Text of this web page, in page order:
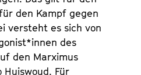
den Kampf gegen
versteht es sich von
des
den Marximus
Für